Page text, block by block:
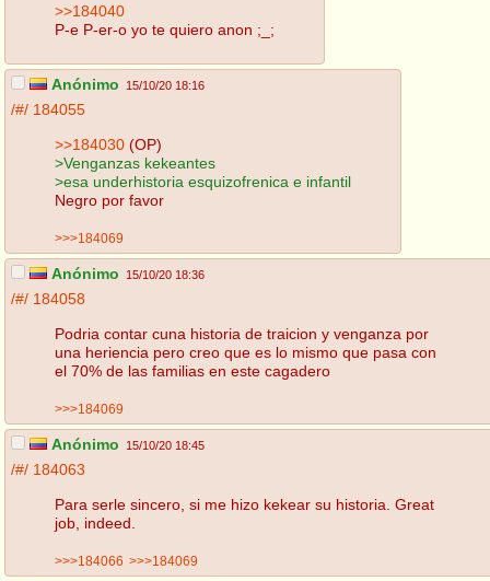
>>184040
P-e P-er-o yo te quiero anon ;_;
Anónimo 15/10/20 18:16
/#/ 184055
>>184030 (OP)
>Venganzas kekeantes
>esa underhistoria esquizofrenica e infantil
Negro por favor
>>>184069
Anónimo 15/10/20 18:36
/#/ 184058
Podria contar cuna historia de traicion y venganza por
una heriencia pero creo que es lo mismo que pasa con
el 70% de las familias en este cagadero
>>>184069
Anónimo 15/10/20 18:45
/#/ 184063
Para serle sincero, si me hizo kekear su historia. Great
job, indeed.
>>>184066 >>>184069